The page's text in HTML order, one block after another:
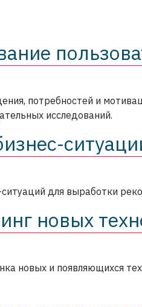
потребностей и
исследований.
ситуаций для выработки
новых
новых и появляющихся